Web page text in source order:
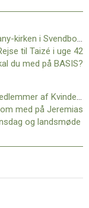
Bed for tamilerne i Bethany-kirken i Svendborg
til Taizé i uge 42
du med på BASIS?
Et fabelagtigt tilbud til medlemmer af Kvindenetværket!
med på Jeremias
og landsmøde